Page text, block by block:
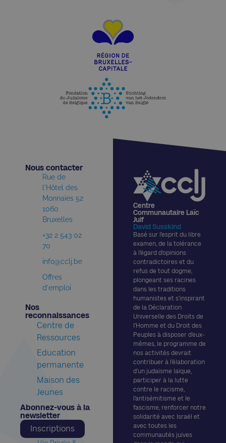
Centre
Communautaire Laïc
Juif
David Susskind
Basé sur l’esprit du libre
examen, de la tolérance
à l’égard d’opinions
contradictoires et du
refus de tout dogme,
plongeant ses racines
dans les traditions
humanistes et s’inspirant
de la Déclaration
Universelle des Droits de
l’Homme et du Droit des
Peuples à disposer d’eux-
mêmes, le programme de
nos activités devrait
contribuer à l’élaboration
d’un judaïsme laïque,
participer à la lutte
contre le racisme,
l’antisémitisme et le
fascisme, renforcer notre
solidarité avec Israël et
avec toutes les
communautés juives
Nous contacter​
Rue de
l'Hôtel des
Monnaies 52
1060
Bruxelles
+32 2 543 02
70
info@cclj.be
Offres
d'emploi
Nos
reconnaissances​
Centre de
Ressources
Education
permanente
Maison des
Jeunes
Abonnez-vous à la
newsletter​
Inscriptions